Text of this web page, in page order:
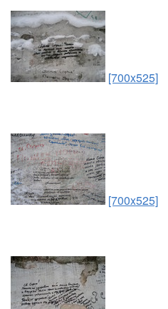
[700x525]
[700x525]